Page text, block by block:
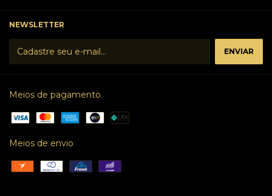
NEWSLETTER
Meios de pagamento
Meios de envio